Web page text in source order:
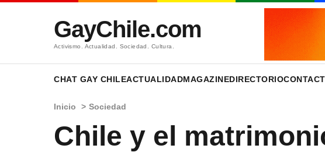
GayChile.com
Activismo. Actualidad. Sociedad. Cultura.
CHAT GAY CHILEACTUALIDADMAGAZINEDIRECTORIO
Inicio > Sociedad
Chile y el